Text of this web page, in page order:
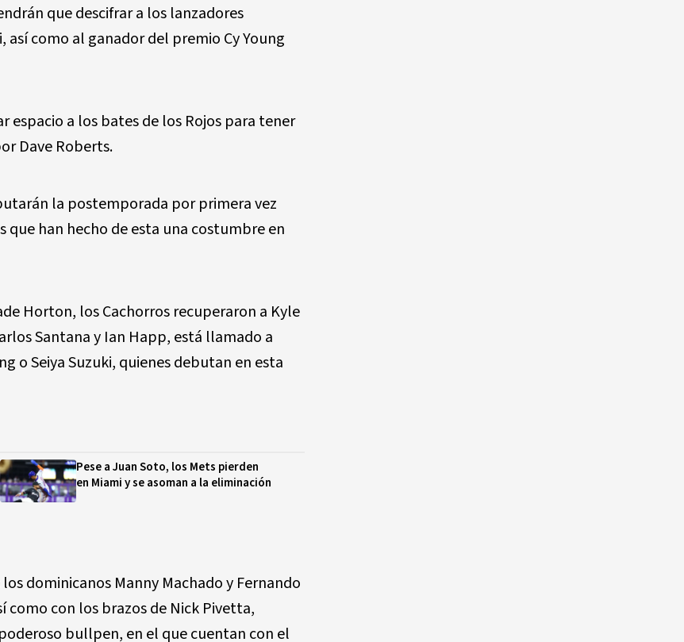
que descifrar a los lanzadores
como al ganador del premio Cy Young
a los bates de los Rojos para tener
Dave Roberts.
la postemporada por primera vez
que han hecho de esta una costumbre en
Horton, los Cachorros recuperaron a Kyle
Santana y Ian Happ, está llamado a
o Seiya Suzuki, quienes debutan en esta
Pese a Juan Soto, los Mets pierden
en Miami y se asoman a la eliminación
dominicanos Manny Machado y Fernando
como con los brazos de Nick Pivetta,
bullpen, en el que cuentan con el